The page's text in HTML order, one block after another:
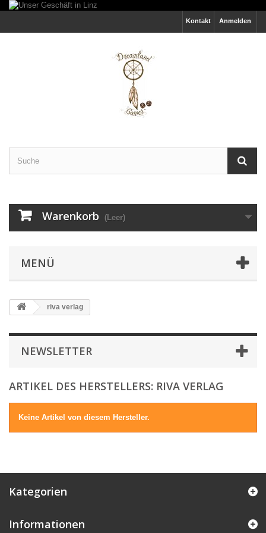
Anmelden
Kontakt
Warenkorb (Leer)
MENÜ
riva verlag
NEWSLETTER
ARTIKEL DES HERSTELLERS: RIVA VERLAG
Keine Artikel von diesem Hersteller.
Kategorien
Informationen